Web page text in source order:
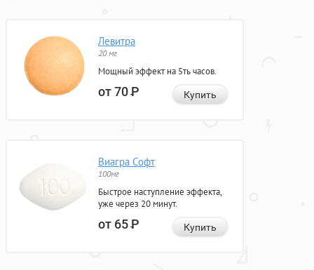
Левитра
20 мг
Мощный эффект на 5ть часов.
от 70Р Купить
Виагра Софт
100мг
Быстрое наступление эффекта,
уже через 20 минут.
от 65Р Купить